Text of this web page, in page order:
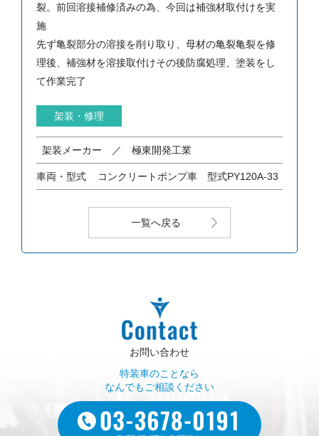
裂。前回溶接補修済みの為、今回は補強材取付けを実
施
先ず亀裂部分の溶接を削り取り、母材の亀裂亀裂を修
理後、補強材を溶接取付けその後防腐処理、塗装をし
て作業完了
架装・修理
架装メーカー ／ 極東開発工業
車両・型式 コンクリートポンプ車 型式PY120A-33
一覧へ戻る
お問い合わせ
特装車のことなら
なんでもご相談ください